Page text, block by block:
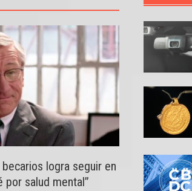
logra seguir en
por salud mental”